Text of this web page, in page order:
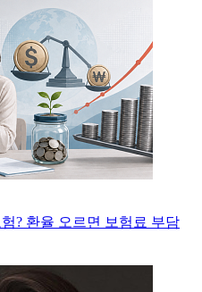
? 환율 오르면 보험료 부담